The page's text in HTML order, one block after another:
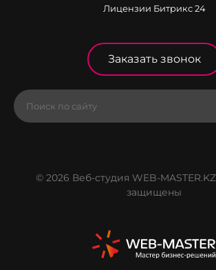
Лицензии Битрикс 24
Заказать звонок
© 2026 Веб-студия WEB-
защищены